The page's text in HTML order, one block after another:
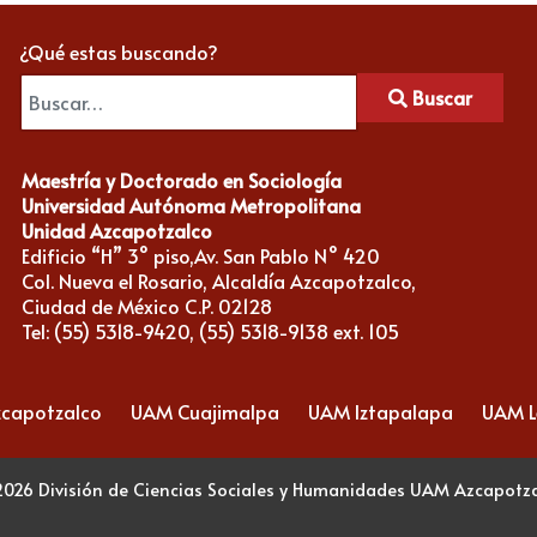
¿Qué estas buscando?
Buscar
Maestría y Doctorado en Sociología
Universidad Autónoma Metropolitana
Unidad Azcapotzalco
Edificio “H” 3° piso,Av. San Pablo N° 420
Col. Nueva el Rosario, Alcaldía Azcapotzalco,
Ciudad de México C.P. 02128
Tel: (55) 5318-9420, (55) 5318-9138 ext. 105
UAM Cuajimalpa UAM Iztapalapa UAM
División de Ciencias Sociales y Humanidades UAM